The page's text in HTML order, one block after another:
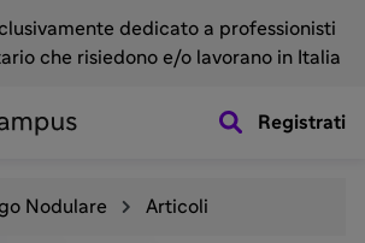
dedicato a professionisti
che risiedono e/o lavorano in Italia
Registrati
Nodulare Articoli